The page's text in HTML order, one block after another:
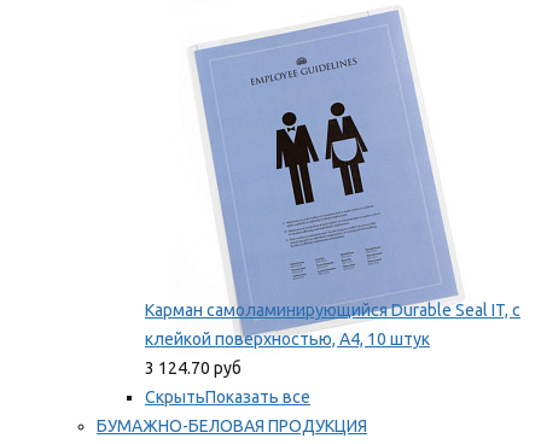
Таблички для маркировки
Мы рекомендуем
Карман самоламинирующийся Durable Seal IT, с
клейкой поверхностью, A4, 10 штук
3 124.70 руб
СкрытьПоказать все
БУМАЖНО-БЕЛОВАЯ ПРОДУКЦИЯ